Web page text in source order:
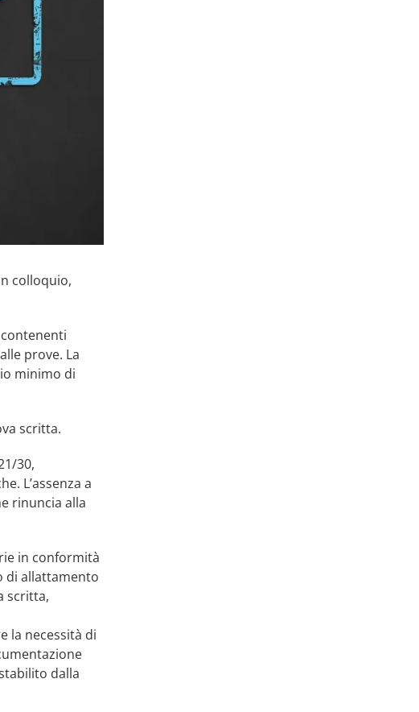
colloquio,
prove. La
minimo di
scritta.
30,
L’assenza a
rinuncia alla
in conformità
di allattamento
scritta,
la necessità di
dalla